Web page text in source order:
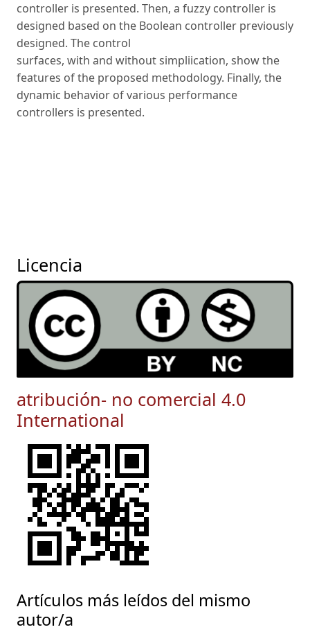
controller is presented. Then, a fuzzy controller is
designed based on the Boolean controller previously
designed. The control
surfaces, with and without simpliication, show the
features of the proposed methodology. Finally, the
dynamic behavior of various performance
controllers is presented.
Licencia
atribución- no comercial 4.0
International
Artículos más leídos del mismo
autor/a